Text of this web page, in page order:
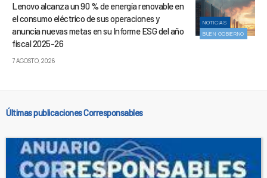
NOTICIAS
BUEN GOBIERNO
Lenovo alcanza un 90 % de energía renovable en
el consumo eléctrico de sus operaciones y
anuncia nuevas metas en su Informe ESG del año
fiscal 2025-26
7 AGOSTO, 2026
Últimas publicaciones Corresponsables